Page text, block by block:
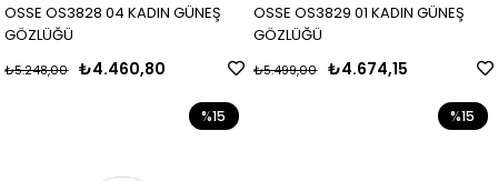
OSSE OS3828 04 KADIN GÜNEŞ
GÖZLÜĞÜ
₺4.460,80
₺5.248,00
OSSE OS3829 01 KADIN GÜNEŞ
GÖZLÜĞÜ
₺4.674,15
₺5.499,00
%15 %15